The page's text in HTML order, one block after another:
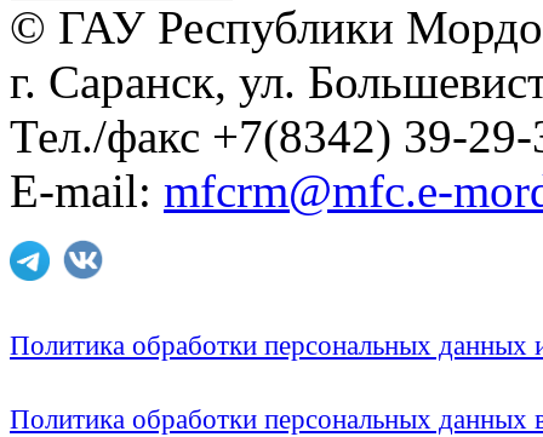
© ГАУ Республики
г. Саранск, ул.
Тел./факс +7(8342) 39-29-
E-mail: mfcrm@mfc.e-
Политика обработки персональных
Политика обработки персональных